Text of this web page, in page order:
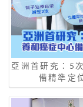
亞洲首研究：5
備精準定